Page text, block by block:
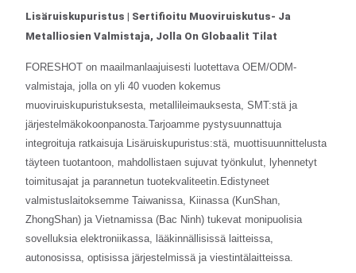
Lisäruiskupuristus | Sertifioitu Muoviruiskutus- Ja
Metalliosien Valmistaja, Jolla On Globaalit Tilat
FORESHOT on maailmanlaajuisesti luotettava OEM/ODM-
valmistaja, jolla on yli 40 vuoden kokemus
muoviruiskupuristuksesta, metallileimauksesta, SMT:stä ja
järjestelmäkokoonpanosta.Tarjoamme pystysuunnattuja
integroituja ratkaisuja Lisäruiskupuristus:stä, muottisuunnittelusta
täyteen tuotantoon, mahdollistaen sujuvat työnkulut, lyhennetyt
toimitusajat ja parannetun tuotekvaliteetin.Edistyneet
valmistuslaitoksemme Taiwanissa, Kiinassa (KunShan,
ZhongShan) ja Vietnamissa (Bac Ninh) tukevat monipuolisia
sovelluksia elektroniikassa, lääkinnällisissä laitteissa,
autonosissa, optisissa järjestelmissä ja viestintälaitteissa.